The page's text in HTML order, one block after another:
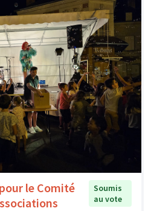
le Comité
Soumis
au vote